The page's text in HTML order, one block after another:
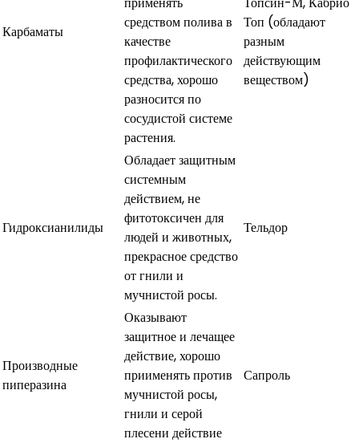
Карбаматы
средством полива в
качестве
профилактического
средства, хорошо
разносится по
сосудистой системе
растения.
Топ (обладают
разным
действующим
веществом)
Гидроксианилиды
Обладает защитным
системным
действием, не
фитотоксичен для
людей и животных,
прекрасное средство
от гнили и
мучнистой росы.
Тельдор
Производные
пиперазина
Оказывают
защитное и лечащее
действие, хорошо
приименять против
мучнистой росы,
гнили и серой
плесени действие
Сапроль